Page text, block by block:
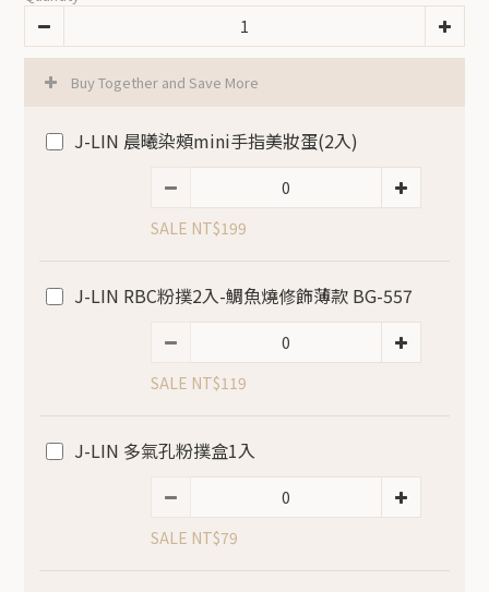
Buy Together and Save More
J-LIN 晨曦染頰mini手指美妝蛋(2入)
SALE NT$199
J-LIN RBC粉撲2入-鯛魚燒修飾薄款 BG-557
SALE NT$119
J-LIN 多氣孔粉撲盒1入
SALE NT$79